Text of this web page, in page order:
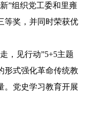
”组织党工委和里雍
等奖，并同时荣获优
，见行动”5+5主题
形式强化革命传统教
。党史学习教育开展